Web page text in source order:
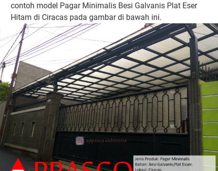
contoh model Pagar Minimalis Besi Galvanis Plat Eser
Hitam di Ciracas pada gambar di bawah ini.